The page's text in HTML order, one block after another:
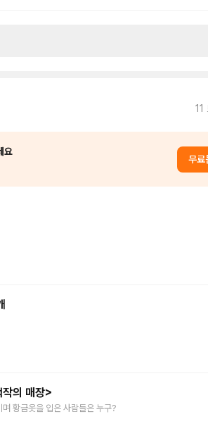
11
요
무료
의 매장>
황금옷을 입은 사람들은 누구?